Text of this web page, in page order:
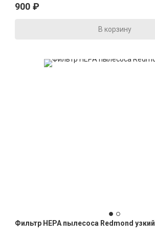
900 ₽
В корзину
Фильтр HEPA пылесоса Redmond узкий